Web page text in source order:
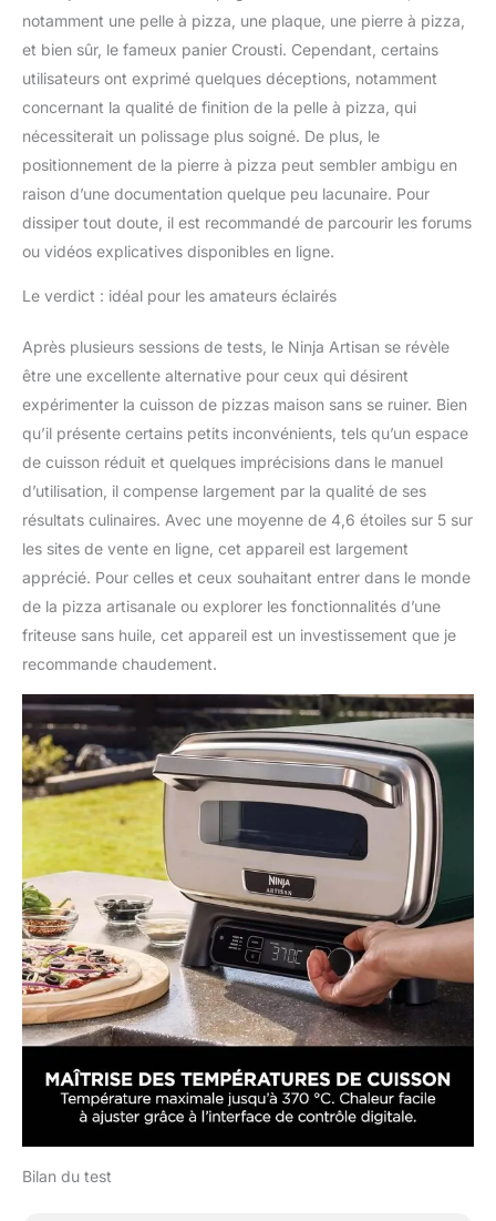
notamment une pelle à pizza, une plaque, une pierre à pizza,
et bien sûr, le fameux panier Crousti. Cependant, certains
utilisateurs ont exprimé quelques déceptions, notamment
concernant la qualité de finition de la pelle à pizza, qui
nécessiterait un polissage plus soigné. De plus, le
positionnement de la pierre à pizza peut sembler ambigu en
raison d’une documentation quelque peu lacunaire. Pour
dissiper tout doute, il est recommandé de parcourir les forums
ou vidéos explicatives disponibles en ligne.
Le verdict : idéal pour les amateurs éclairés
Après plusieurs sessions de tests, le Ninja Artisan se révèle
être une excellente alternative pour ceux qui désirent
expérimenter la cuisson de pizzas maison sans se ruiner. Bien
qu’il présente certains petits inconvénients, tels qu’un espace
de cuisson réduit et quelques imprécisions dans le manuel
d’utilisation, il compense largement par la qualité de ses
résultats culinaires. Avec une moyenne de 4,6 étoiles sur 5 sur
les sites de vente en ligne, cet appareil est largement
apprécié. Pour celles et ceux souhaitant entrer dans le monde
de la pizza artisanale ou explorer les fonctionnalités d’une
friteuse sans huile, cet appareil est un investissement que je
recommande chaudement.
Bilan du test